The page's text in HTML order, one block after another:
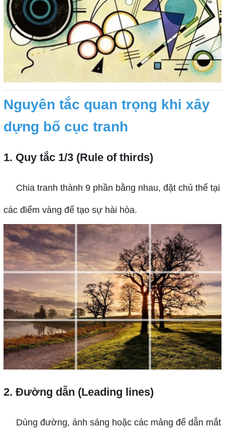
Nguyên tắc quan trọng khi xây
dựng bố cục tranh
1. Quy tắc 1/3 (Rule of thirds)
Chia tranh thành 9 phần bằng nhau, đặt chủ thể tại
các điểm vàng để tạo sự hài hòa.
2. Đường dẫn (Leading lines)
Dùng đường, ánh sáng hoặc các mảng để dẫn mắt